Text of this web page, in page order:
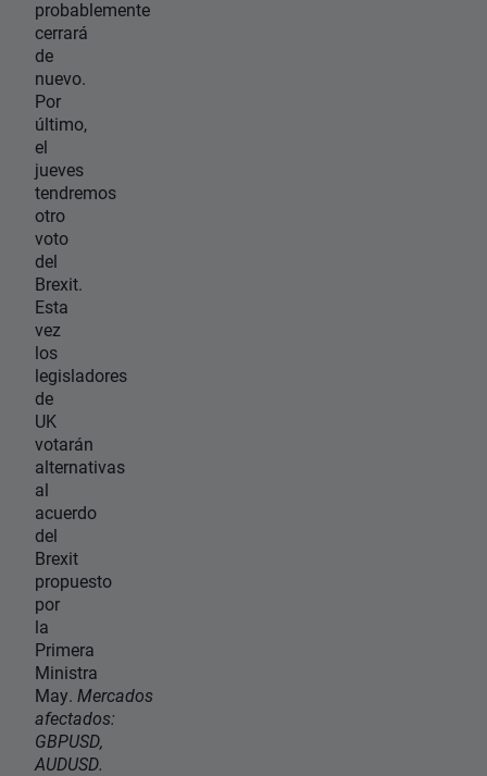
probablemente
cerrará
de
nuevo.
Por
último,
el
jueves
tendremos
otro
voto
del
Brexit.
Esta
vez
los
legisladores
de
UK
votarán
alternativas
al
acuerdo
del
Brexit
propuesto
por
la
Primera
Ministra
May. Mercados
afectados:
GBPUSD,
AUDUSD.